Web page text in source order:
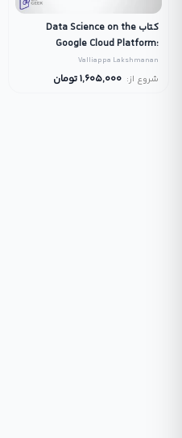
کتاب Data Science on the
Google Cloud Platform:
Implementing End-to-End
Real-Time Data Pipelines:
Valliappa Lakshmanan
شروع از: 1,605,000تومان